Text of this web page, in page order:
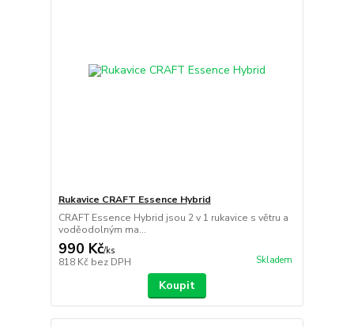
Rukavice CRAFT Essence Hybrid
CRAFT Essence Hybrid jsou 2 v 1 rukavice s větru a
voděodolným ma...
990 Kč/ks
818 Kč bez DPH Skladem
Koupit